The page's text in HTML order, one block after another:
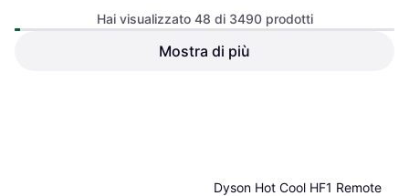
Ventilatore da scrivania,
Oscillante, Silenzioso (49 dB)
Dyson Hot Cool HF1 Remote
Hai visualizzato 48 di 3490 prodotti
Mostra di più